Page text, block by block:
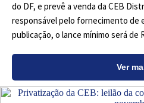
do DF, e prevê a venda da CEB
responsável pelo fornecimento de
publicação, o lance mínimo será de
Ver